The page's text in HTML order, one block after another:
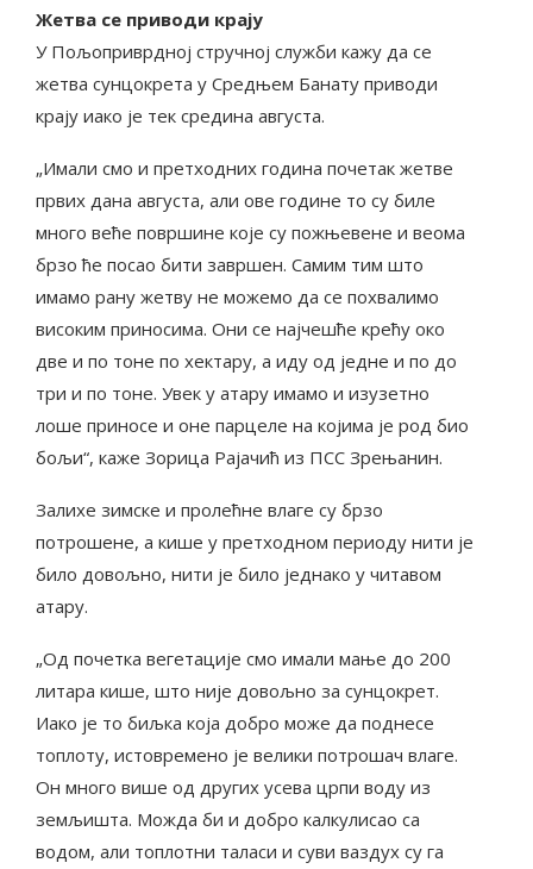
Жетва се приводи крају
У Пољоприврдној стручној служби кажу да се
жетва сунцокрета у Средњем Банату приводи
крају иако је тек средина августа.
„Имали смо и претходних година почетак жетве
првих дана августа, али ове године то су биле
много веће површине које су пожњевене и веома
брзо ће посао бити завршен. Самим тим што
имамо рану жетву не можемо да се похвалимо
високим приносима. Они се најчешће крећу око
две и по тоне по хектару, а иду од једне и по до
три и по тоне. Увек у атару имамо и изузетно
лоше приносе и оне парцеле на којима је род био
бољи“, каже Зорица Рајачић из ПСС Зрењанин.
Залихе зимске и пролећне влаге су брзо
потрошене, а кише у претходном периоду нити је
било довољно, нити је било једнако у читавом
атару.
„Од почетка вегетације смо имали мање до 200
литара кише, што није довољно за сунцокрет.
Иако је то биљка која добро може да поднесе
топлоту, истовремено је велики потрошач влаге.
Он много више од других усева црпи воду из
земљишта. Можда би и добро калкулисао са
водом, али топлотни таласи и суви ваздух су га